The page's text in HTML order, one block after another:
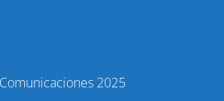
2025